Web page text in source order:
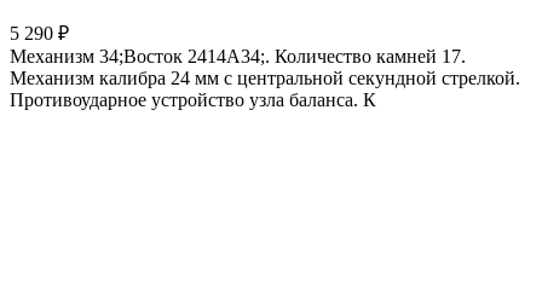
5 290 ₽
Механизм 34;Восток 2414А34;. Количество камней 17.
Механизм калибра 24 мм с центральной секундной стрелкой.
Противоударное устройство узла баланса. К